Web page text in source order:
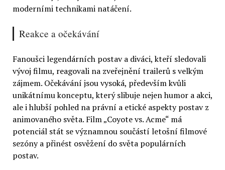
moderními technikami natáčení.
Reakce a očekávání
Fanoušci legendárních postav a diváci, kteří sledovali
vývoj filmu, reagovali na zveřejnění trailerů s velkým
zájmem. Očekávání jsou vysoká, především kvůli
unikátnímu konceptu, který slibuje nejen humor a akci,
ale i hlubší pohled na právní a etické aspekty postav z
animovaného světa. Film „Coyote vs. Acme“ má
potenciál stát se významnou součástí letošní filmové
sezóny a přinést osvěžení do světa populárních
postav.